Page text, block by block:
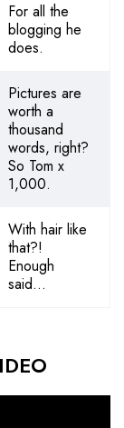
For all the
blogging he
does.
Pictures are
worth a
thousand
words, right?
So Tom x
1,000.
With hair like
that?!
Enough
said…